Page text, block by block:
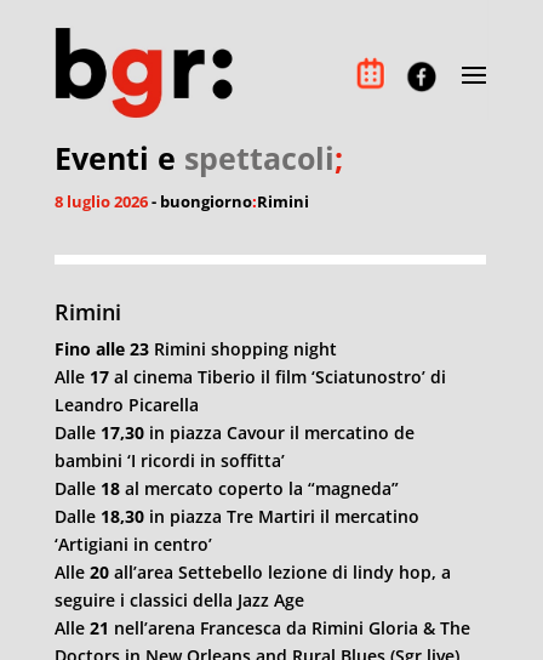
Eventi e spettacoli;
8 luglio 2026- buongiorno:Rimini
Rimini
Fino alle 23Rimini shopping night
Alle17al cinema Tiberio il film ‘Sciatunostro’ di
Leandro Picarella
Dalle 17,30in piazza Cavour il mercatino de
bambini ‘I ricordi in soffitta’
Dalle 18al mercato coperto la “magneda”
Dalle 18,30in piazza Tre Martiri il mercatino
‘Artigiani in centro’
Alle 20all’area Settebello lezione di lindy hop, a
seguire i classici della Jazz Age
Alle 21 nell’arena Francesca da Rimini Gloria & The